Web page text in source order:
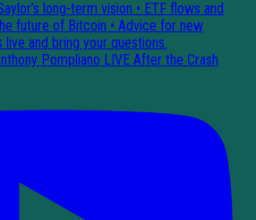
Pompliano LIVE After the Crash